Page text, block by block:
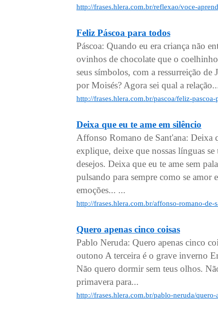
http://frases.hlera.com.br/reflexao/voce-
Feliz Páscoa para todos
Páscoa: Quando eu era criança não
ovinhos de chocolate que o
seus símbolos, com a ressurreição
por Moisés? Agora sei qual a
http://frases.hlera.com.br/pascoa/feliz-pascoa-
Deixa que eu te ame em silêncio
Affonso Romano de Sant'ana: Deixa
explique, deixe que nossas línguas
desejos. Deixa que eu te ame sem
pulsando para sempre como se
emoções... ...
http://frases.hlera.com.br/affonso-romano-
Quero apenas cinco coisas
Pablo Neruda: Quero apenas cinco
outono A terceira é o grave inverno
Não quero dormir sem teus olhos.
primavera para...
http://frases.hlera.com.br/pablo-neruda/